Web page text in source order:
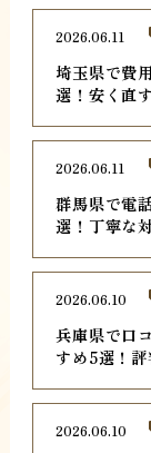
埼玉県で費
選！安く直
2026.06.11
群馬県で電
選！丁寧な
2026.06.11
兵庫県で口
すめ5選！
2026.06.10
2026.06.10